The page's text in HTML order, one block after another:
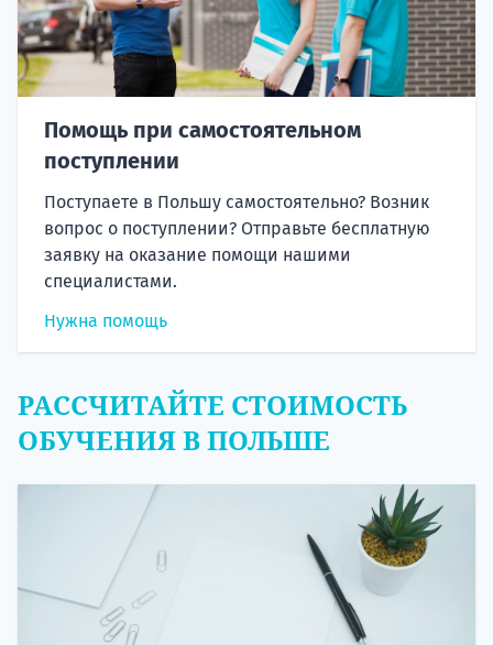
Помощь при самостоятельном
поступлении
Поступаете в Польшу самостоятельно? Возник
вопрос о поступлении? Отправьте бесплатную
заявку на оказание помощи нашими
специалистами.
Нужна помощь
РАССЧИТАЙТЕ СТОИМОСТЬ
ОБУЧЕНИЯ В ПОЛЬШЕ